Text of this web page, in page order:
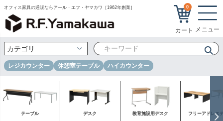
オフィス家具の通販ならアール・エフ・ヤマカワ［1962年創業］ 0
レジカウンター 休憩室テーブル ハイカウンター
テーブル デスク 教育施設用デスク フリーアドレス